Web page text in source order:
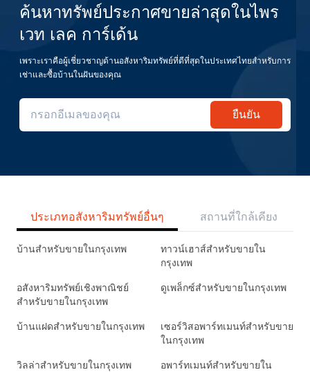
ค้นหาทรัพย์ประกาศขายล่าสุดในไพร
เวท เลค การ์เด้น
เพราะเราคือผู้เชี่ยวชาญด้านอสังหาริมทรัพย์ที่ดีที่สุดในประเทศไทยสำหรับการ
เช่าและซื้อบ้านในฝันของคุณ
ยืนยัน
ประเภทอสังหาริมทรัพย์อื่นๆ สถานที่ใกล้เคียง
บ้านสำหรับขายในกรุงเทพ
ทาวน์เฮาส์สำหรับขายใน
กรุงเทพ
อสังหาริมทรัพย์เชิงพาณิชย์
สำหรับขายในกรุงเทพ
ดูเพล็กซ์สำหรับขายในกรุงเทพ
บ้านแฝดสำหรับขายในกรุงเทพ
เซอร์วิสอพาร์ทเมนท์สำหรับขาย
ในกรุงเทพ
วิลล่าสำหรับขายในกรุงเทพ
อพาร์ทเมนท์สำหรับขายใน